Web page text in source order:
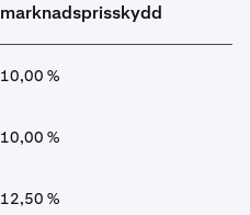
marknadsprisskydd
10,00 %
10,00 %
12,50 %